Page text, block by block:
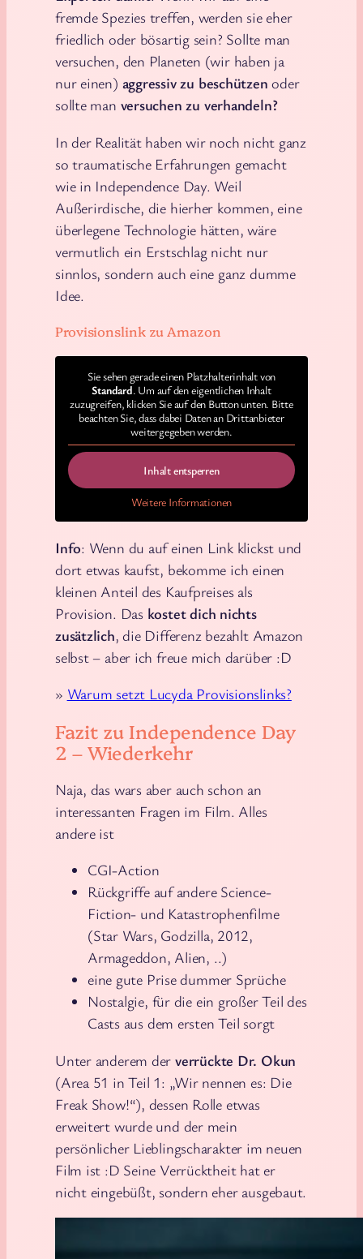
fremde Spezies treffen, werden sie eher
friedlich oder bösartig sein? Sollte man
versuchen, den Planeten (wir haben ja
nur einen) aggressiv zu beschützen oder
sollte man versuchen zu verhandeln?
In der Realität haben wir noch nicht ganz
so traumatische Erfahrungen gemacht
wie in Independence Day. Weil
Außerirdische, die hierher kommen, eine
überlegene Technologie hätten, wäre
vermutlich ein Erstschlag nicht nur
sinnlos, sondern auch eine ganz dumme
Idee.
Provisionslink zu Amazon
Sie sehen gerade einen Platzhalterinhalt von
Standard. Um auf den eigentlichen Inhalt
zuzugreifen, klicken Sie auf den Button unten. Bitte
beachten Sie, dass dabei Daten an Drittanbieter
weitergegeben werden.
Inhalt entsperren
Weitere Informationen
Info: Wenn du auf einen Link klickst und
dort etwas kaufst, bekomme ich einen
kleinen Anteil des Kaufpreises als
Provision. Das kostet dich nichts
zusätzlich, die Differenz bezahlt Amazon
selbst – aber ich freue mich darüber :D
» Warum setzt Lucyda Provisionslinks?
Fazit zu Independence Day
2 – Wiederkehr
Naja, das wars aber auch schon an
interessanten Fragen im Film. Alles
andere ist
CGI-Action
Rückgriffe auf andere Science-
Fiction- und Katastrophenfilme
(Star Wars, Godzilla, 2012,
Armageddon, Alien, ..)
eine gute Prise dummer Sprüche
Nostalgie, für die ein großer Teil des
Casts aus dem ersten Teil sorgt
Unter anderem derverrückte Dr. Okun
(Area 51 in Teil 1: „Wir nennen es: Die
Freak Show!“), dessen Rolle etwas
erweitert wurde und der mein
persönlicher Lieblingscharakter im neuen
Film ist :D Seine Verrücktheit hat er
nicht eingebüßt, sondern eher ausgebaut.